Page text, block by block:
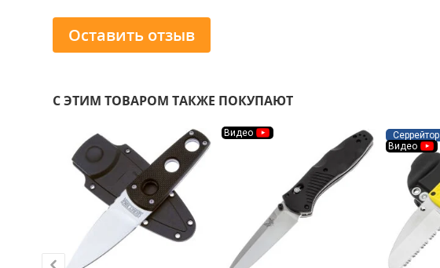
Оставить отзыв
С ЭТИМ ТОВАРОМ ТАКЖЕ ПОКУПАЮТ
Видео
Серрейтор
Видео